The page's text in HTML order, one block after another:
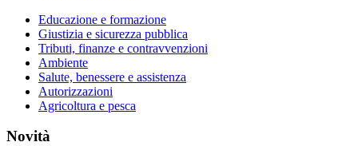
Educazione e formazione
Giustizia e sicurezza pubblica
Tributi, finanze e contravvenzioni
Ambiente
Salute, benessere e assistenza
Autorizzazioni
Agricoltura e pesca
Novità